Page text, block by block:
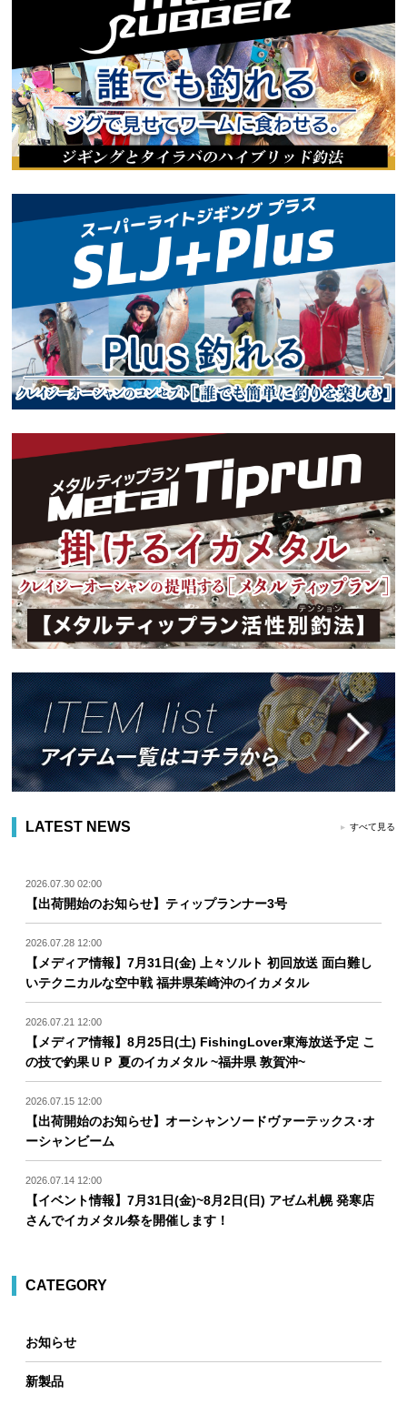
LATEST NEWS すべて見る
2026.07.30 02:00
【出荷開始のお知らせ】ティップランナー3号
2026.07.28 12:00
【メディア情報】7月31日(金) 上々ソルト 初回放送 面白難し
いテクニカルな空中戦 福井県茱崎沖のイカメタル
2026.07.21 12:00
【メディア情報】8月25日(土) FishingLover東海放送予定 こ
の技で釣果ＵＰ 夏のイカメタル ~福井県 敦賀沖~
2026.07.15 12:00
【出荷開始のお知らせ】オーシャンソードヴァーテックス･オ
ーシャンビーム
2026.07.14 12:00
【イベント情報】7月31日(金)~8月2日(日) アゼム札幌 発寒店
さんでイカメタル祭を開催します！
CATEGORY
お知らせ
新製品